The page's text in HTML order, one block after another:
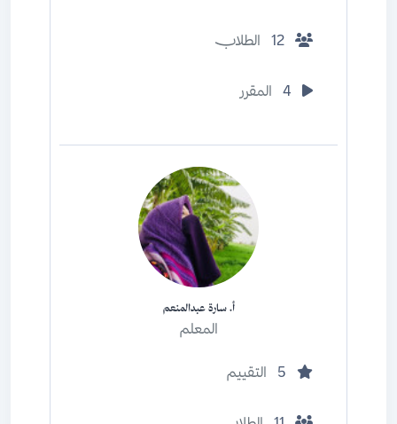
12 الطلاب
4 المقرر
أ. سارة عبدالمنعم
المعلم
5 التقييم